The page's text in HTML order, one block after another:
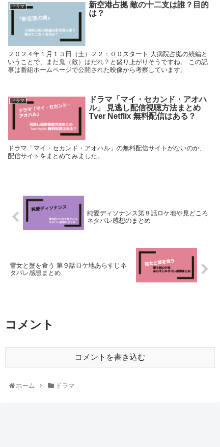
ドラマ
新空港占拠 敵の十二支は誰？目的
は？
２０２４年１月１３日（土）２２：００スタート 大病院占拠の続編と
いうことで、また鬼（敵）はだれ？と盛り上がりそうですね。 この記
事は番組ホームページで公開された映像から考察しています。
ドラマ
ドラマ「マイ・セカンド・アオハ
ル」 見逃し配信視聴方法まとめ
Tver Netflix 無料配信はある？
ドラマ「マイ・セカンド・アオハル」の無料配信サイトがないのか、
配信サイトをまとめてみました。
純愛ディソナンス第８話ロケ地や見どころ
ネタバレ感想のまとめ
雪女と蟹を食う 第９話ロケ地あらすじネ
タバレ感想まとめ
コメント
コメントを書き込む
ホーム ドラマ